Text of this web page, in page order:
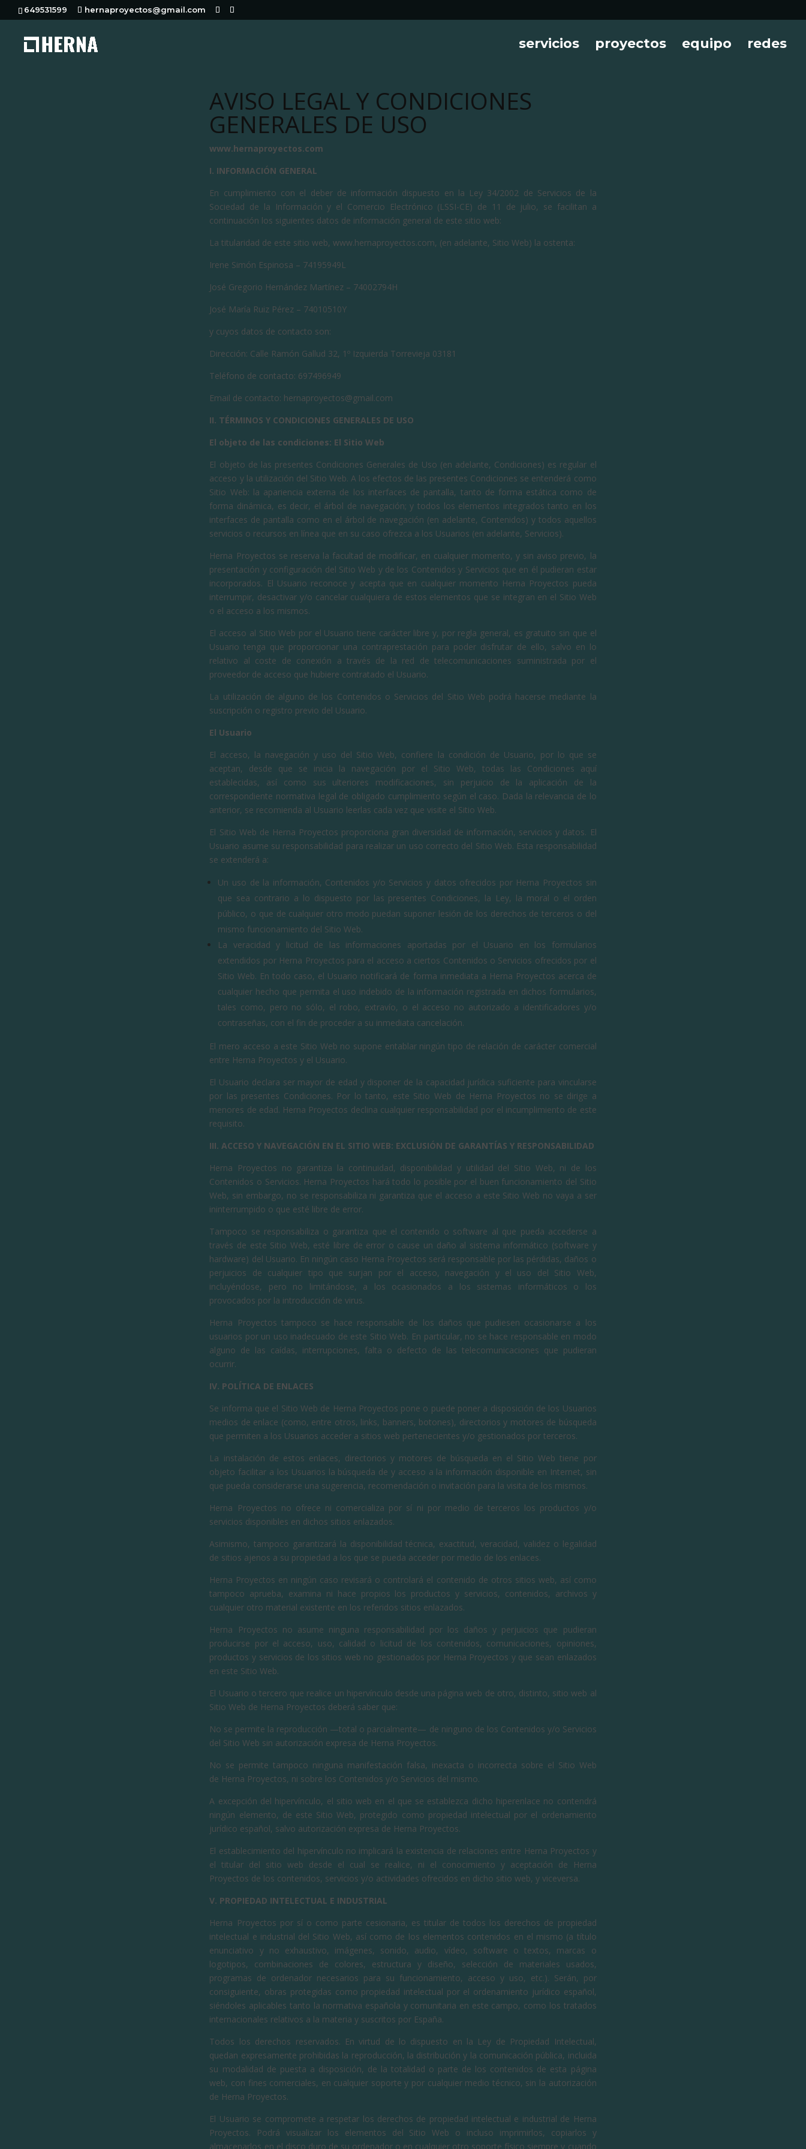
649531599 hernaproyectos@gmail.com
servicios proyectos equipo redes
AVISO LEGAL Y CONDICIONES
GENERALES DE USO
www.hernaproyectos.com
I. INFORMACIÓN GENERAL
En cumplimiento con el deber de información dispuesto en la Ley 34/2002 de Servicios de la
Sociedad de la Información y el Comercio Electrónico (LSSI-CE) de 11 de julio, se facilitan a
continuación los siguientes datos de información general de este sitio web:
La titularidad de este sitio web, www.hernaproyectos.com, (en adelante, Sitio Web) la ostenta:
Irene Simón Espinosa – 74195949L
José Gregorio Hernández Martínez – 74002794H
José María Ruiz Pérez – 74010510Y
y cuyos datos de contacto son:
Dirección: Calle Ramón Gallud 32, 1º Izquierda Torrevieja 03181
Teléfono de contacto: 697496949
Email de contacto: hernaproyectos@gmail.com
II. TÉRMINOS Y CONDICIONES GENERALES DE USO
El objeto de las condiciones: El Sitio Web
El objeto de las presentes Condiciones Generales de Uso (en adelante, Condiciones) es regular el
acceso y la utilización del Sitio Web. A los efectos de las presentes Condiciones se entenderá como
Sitio Web: la apariencia externa de los interfaces de pantalla, tanto de forma estática como de
forma dinámica, es decir, el árbol de navegación; y todos los elementos integrados tanto en los
interfaces de pantalla como en el árbol de navegación (en adelante, Contenidos) y todos aquellos
servicios o recursos en línea que en su caso ofrezca a los Usuarios (en adelante, Servicios).
Herna Proyectos se reserva la facultad de modificar, en cualquier momento, y sin aviso previo, la
presentación y configuración del Sitio Web y de los Contenidos y Servicios que en él pudieran estar
incorporados. El Usuario reconoce y acepta que en cualquier momento Herna Proyectos pueda
interrumpir, desactivar y/o cancelar cualquiera de estos elementos que se integran en el Sitio Web
o el acceso a los mismos.
El acceso al Sitio Web por el Usuario tiene carácter libre y, por regla general, es gratuito sin que el
Usuario tenga que proporcionar una contraprestación para poder disfrutar de ello, salvo en lo
relativo al coste de conexión a través de la red de telecomunicaciones suministrada por el
proveedor de acceso que hubiere contratado el Usuario.
La utilización de alguno de los Contenidos o Servicios del Sitio Web podrá hacerse mediante la
suscripción o registro previo del Usuario.
El Usuario
El acceso, la navegación y uso del Sitio Web, confiere la condición de Usuario, por lo que se
aceptan, desde que se inicia la navegación por el Sitio Web, todas las Condiciones aquí
establecidas, así como sus ulteriores modificaciones, sin perjuicio de la aplicación de la
correspondiente normativa legal de obligado cumplimiento según el caso. Dada la relevancia de lo
anterior, se recomienda al Usuario leerlas cada vez que visite el Sitio Web.
El Sitio Web de Herna Proyectos proporciona gran diversidad de información, servicios y datos. El
Usuario asume su responsabilidad para realizar un uso correcto del Sitio Web. Esta responsabilidad
se extenderá a:
Un uso de la información, Contenidos y/o Servicios y datos ofrecidos por Herna Proyectos sin
que sea contrario a lo dispuesto por las presentes Condiciones, la Ley, la moral o el orden
público, o que de cualquier otro modo puedan suponer lesión de los derechos de terceros o del
mismo funcionamiento del Sitio Web.
La veracidad y licitud de las informaciones aportadas por el Usuario en los formularios
extendidos por Herna Proyectos para el acceso a ciertos Contenidos o Servicios ofrecidos por el
Sitio Web. En todo caso, el Usuario notificará de forma inmediata a Herna Proyectos acerca de
cualquier hecho que permita el uso indebido de la información registrada en dichos formularios,
tales como, pero no sólo, el robo, extravío, o el acceso no autorizado a identificadores y/o
contraseñas, con el fin de proceder a su inmediata cancelación.
El mero acceso a este Sitio Web no supone entablar ningún tipo de relación de carácter comercial
entre Herna Proyectos y el Usuario.
El Usuario declara ser mayor de edad y disponer de la capacidad jurídica suficiente para vincularse
por las presentes Condiciones. Por lo tanto, este Sitio Web de Herna Proyectos no se dirige a
menores de edad. Herna Proyectos declina cualquier responsabilidad por el incumplimiento de este
requisito.
III. ACCESO Y NAVEGACIÓN EN EL SITIO WEB: EXCLUSIÓN DE GARANTÍAS Y RESPONSABILIDAD
Herna Proyectos no garantiza la continuidad, disponibilidad y utilidad del Sitio Web, ni de los
Contenidos o Servicios. Herna Proyectos hará todo lo posible por el buen funcionamiento del Sitio
Web, sin embargo, no se responsabiliza ni garantiza que el acceso a este Sitio Web no vaya a ser
ininterrumpido o que esté libre de error.
Tampoco se responsabiliza o garantiza que el contenido o software al que pueda accederse a
través de este Sitio Web, esté libre de error o cause un daño al sistema informático (software y
hardware) del Usuario. En ningún caso Herna Proyectos será responsable por las pérdidas, daños o
perjuicios de cualquier tipo que surjan por el acceso, navegación y el uso del Sitio Web,
incluyéndose, pero no limitándose, a los ocasionados a los sistemas informáticos o los
provocados por la introducción de virus.
Herna Proyectos tampoco se hace responsable de los daños que pudiesen ocasionarse a los
usuarios por un uso inadecuado de este Sitio Web. En particular, no se hace responsable en modo
alguno de las caídas, interrupciones, falta o defecto de las telecomunicaciones que pudieran
ocurrir.
IV. POLÍTICA DE ENLACES
Se informa que el Sitio Web de Herna Proyectos pone o puede poner a disposición de los Usuarios
medios de enlace (como, entre otros, links, banners, botones), directorios y motores de búsqueda
que permiten a los Usuarios acceder a sitios web pertenecientes y/o gestionados por terceros.
La instalación de estos enlaces, directorios y motores de búsqueda en el Sitio Web tiene por
objeto facilitar a los Usuarios la búsqueda de y acceso a la información disponible en Internet, sin
que pueda considerarse una sugerencia, recomendación o invitación para la visita de los mismos.
Herna Proyectos no ofrece ni comercializa por sí ni por medio de terceros los productos y/o
servicios disponibles en dichos sitios enlazados.
Asimismo, tampoco garantizará la disponibilidad técnica, exactitud, veracidad, validez o legalidad
de sitios ajenos a su propiedad a los que se pueda acceder por medio de los enlaces.
Herna Proyectos en ningún caso revisará o controlará el contenido de otros sitios web, así como
tampoco aprueba, examina ni hace propios los productos y servicios, contenidos, archivos y
cualquier otro material existente en los referidos sitios enlazados.
Herna Proyectos no asume ninguna responsabilidad por los daños y perjuicios que pudieran
producirse por el acceso, uso, calidad o licitud de los contenidos, comunicaciones, opiniones,
productos y servicios de los sitios web no gestionados por Herna Proyectos y que sean enlazados
en este Sitio Web.
El Usuario o tercero que realice un hipervínculo desde una página web de otro, distinto, sitio web al
Sitio Web de Herna Proyectos deberá saber que:
No se permite la reproducción —total o parcialmente— de ninguno de los Contenidos y/o Servicios
del Sitio Web sin autorización expresa de Herna Proyectos.
No se permite tampoco ninguna manifestación falsa, inexacta o incorrecta sobre el Sitio Web
de Herna Proyectos, ni sobre los Contenidos y/o Servicios del mismo.
A excepción del hipervínculo, el sitio web en el que se establezca dicho hiperenlace no contendrá
ningún elemento, de este Sitio Web, protegido como propiedad intelectual por el ordenamiento
jurídico español, salvo autorización expresa de Herna Proyectos.
El establecimiento del hipervínculo no implicará la existencia de relaciones entre Herna Proyectos y
el titular del sitio web desde el cual se realice, ni el conocimiento y aceptación de Herna
Proyectos de los contenidos, servicios y/o actividades ofrecidos en dicho sitio web, y viceversa.
V. PROPIEDAD INTELECTUAL E INDUSTRIAL
Herna Proyectos por sí o como parte cesionaria, es titular de todos los derechos de propiedad
intelectual e industrial del Sitio Web, así como de los elementos contenidos en el mismo (a título
enunciativo y no exhaustivo, imágenes, sonido, audio, vídeo, software o textos, marcas o
logotipos, combinaciones de colores, estructura y diseño, selección de materiales usados,
programas de ordenador necesarios para su funcionamiento, acceso y uso, etc.). Serán, por
consiguiente, obras protegidas como propiedad intelectual por el ordenamiento jurídico español,
siéndoles aplicables tanto la normativa española y comunitaria en este campo, como los tratados
internacionales relativos a la materia y suscritos por España.
Todos los derechos reservados. En virtud de lo dispuesto en la Ley de Propiedad Intelectual,
quedan expresamente prohibidas la reproducción, la distribución y la comunicación pública, incluida
su modalidad de puesta a disposición, de la totalidad o parte de los contenidos de esta página
web, con fines comerciales, en cualquier soporte y por cualquier medio técnico, sin la autorización
de Herna Proyectos.
El Usuario se compromete a respetar los derechos de propiedad intelectual e industrial de Herna
Proyectos. Podrá visualizar los elementos del Sitio Web o incluso imprimirlos, copiarlos y
almacenarlos en el disco duro de su ordenador o en cualquier otro soporte físico siempre y cuando